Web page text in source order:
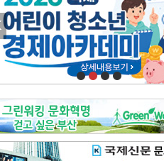
한 손 뉴스[전체보기]
오늘의 날씨-[전체보기]
오늘의 날씨- 2026년 8월 7일
오늘의 날씨- 2026년 8월 6일
우리 결혼해요-[전체보기]
우리 결혼해요- 김홍윤·정세빈 커플